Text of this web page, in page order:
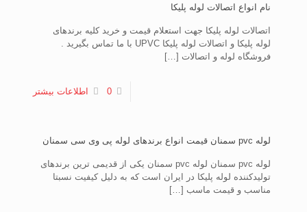
نام انواع اتصالات لوله پلیکا
اتصالات لوله پلیکا جهت استعلام قیمت و خرید کلیه برندهای
لوله پلیکا و اتصالات لوله پلیکا UPVC با ما تماس بگیرید .
فروشگاه لوله و اتصالات […]
0 اطلاعات بیشتر
لوله pvc سمنان قیمت انواع برندهای لوله پی وی سی سمنان
لوله pvc سمنان لوله pvc سمنان یکی از قدیمی ترین برندهای
تولیدکننده لوله پلیکا در ایران است که به دلیل کیفیت نسبتا
مناسب و قیمت ماسب […]